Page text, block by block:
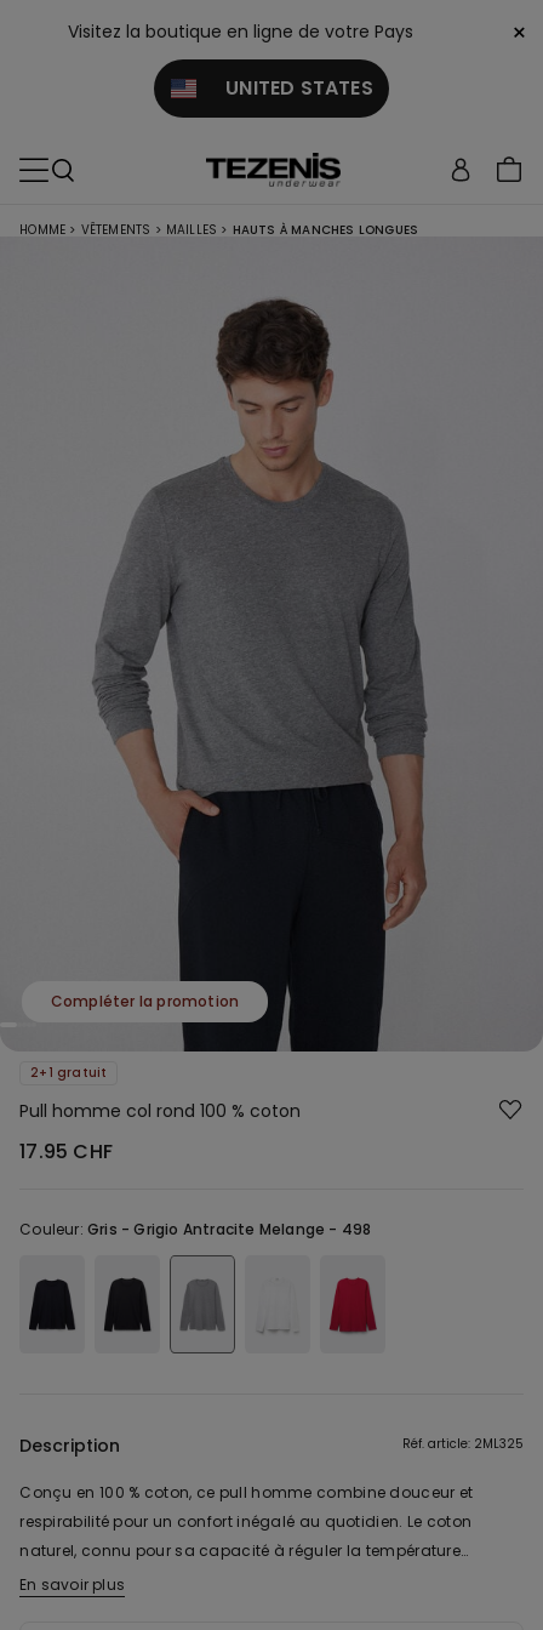
Visitez la boutique en ligne de votre Pays
UNITED STATES
×
HOMME > VÊTEMENTS > MAILLES > HAUTS À MANCHES LONGUES
Compléter la promotion
2+1 gratuit
Pull homme col rond 100 % coton
17.95 CHF
Couleur:Gris -Grigio Antracite Melange - 498
Description Réf. article: 2ML325
Conçu en 100 % coton, ce pull homme combine douceur et
respirabilité pour un confort inégalé au quotidien. Le coton
naturel, connu pour sa capacité à réguler la température
corporelle, offre une sensation agréable sur la peau, rendant ce
En savoir plus